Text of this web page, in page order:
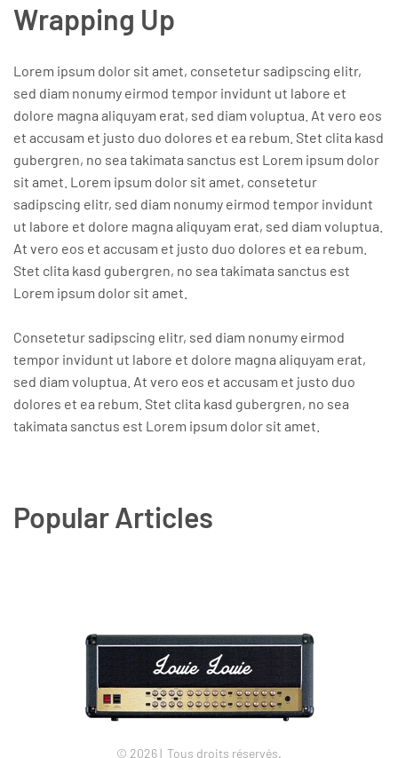
Wrapping Up
Lorem ipsum dolor sit amet, consetetur sadipscing elitr,
sed diam nonumy eirmod tempor invidunt ut labore et
dolore magna aliquyam erat, sed diam voluptua. At vero eos
et accusam et justo duo dolores et ea rebum. Stet clita kasd
gubergren, no sea takimata sanctus est Lorem ipsum dolor
sit amet. Lorem ipsum dolor sit amet, consetetur
sadipscing elitr, sed diam nonumy eirmod tempor invidunt
ut labore et dolore magna aliquyam erat, sed diam voluptua.
At vero eos et accusam et justo duo dolores et ea rebum.
Stet clita kasd gubergren, no sea takimata sanctus est
Lorem ipsum dolor sit amet.
Consetetur sadipscing elitr, sed diam nonumy eirmod
tempor invidunt ut labore et dolore magna aliquyam erat,
sed diam voluptua. At vero eos et accusam et justo duo
dolores et ea rebum. Stet clita kasd gubergren, no sea
takimata sanctus est Lorem ipsum dolor sit amet.
Popular Articles
© 2026| Tous droits réservés.